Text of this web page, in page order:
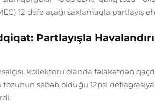
12 dəfə aşağı saxlamaqla partlayış
Partlayışla
kollektoru olanda fəlakətdən
səbəb olduğu 12psi